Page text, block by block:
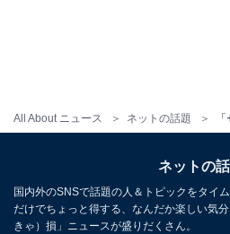
All About ニュース ネットの話題
ネットの
国内外のSNSで話題の人＆トピックをタイ
だけでちょっと得する、なんだか楽しい気
きゃ）損」ニュースが盛りだくさん。